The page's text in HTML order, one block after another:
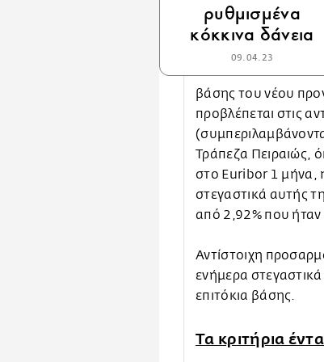
ρυθμισμένα
κόκκινα δάνεια
09.04.23
βάσης του νέου
προβλέπεται στις
Τράπεζα Πειραιώς,
στο Euribor 1 μήνα,
στεγαστικά αυτής
από 2,92% που
Αντίστοιχη
ενήμερα
επιτόκια βάσης.
Τα κριτήρια